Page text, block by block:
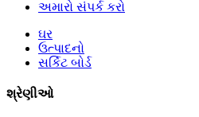
અમારો સંપર્ક કરો
ઘર
ઉત્પાદનો
સર્કિટ બોર્ડ
શ્રેણીઓ